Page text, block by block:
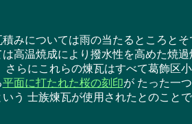
みについては雨の当たるところと
高温焼成により撥水性を高めた焼
さらにこれらの煉瓦はすべて葛飾区
平面に打たれた桜の刻印が たった一
う 士族煉瓦が使用されたとのことで